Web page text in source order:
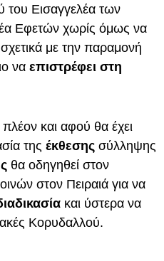
του Εισαγγελέα των
Εφετών χωρίς όμως να
σχετικά με την παραμονή
να επιστρέφει στη
και αφού θα έχει
της έκθεσης σύλληψης
θα οδηγηθεί στον
στον Πειραιά για να
και ύστερα να
Κορυδαλλού.